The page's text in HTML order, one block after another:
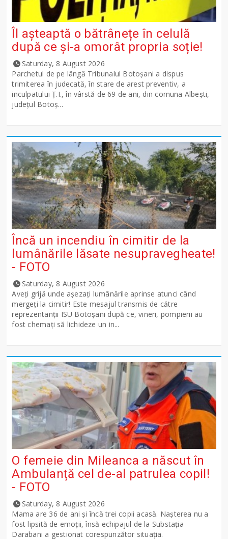
Îl așteaptă o bătrânețe în celulă
după ce și-a omorât propria soție!
Saturday, 8 August 2026
Parchetul de pe lângă Tribunalul Botoşani a dispus
trimiterea în judecată, în stare de arest preventiv, a
inculpatului Ț.I., în vârstă de 69 de ani, din comuna Albești,
județul Botoș...
Încă un incendiu în cimitir de la
lumânările lăsate nesupravegheate!
- FOTO
Saturday, 8 August 2026
Aveți grijă unde așezați lumânările aprinse atunci când
mergeți la cimitir! Este mesajul transmis de către
reprezentanții ISU Botoșani după ce, vineri, pompierii au
fost chemați să lichideze un in...
O femeie din Mileanca a născut în
Ambulanță cel de-al patrulea copil!
- FOTO
Saturday, 8 August 2026
Mama are 36 de ani și încă trei copii acasă. Nașterea nu a
fost lipsită de emoții, însă echipajul de la Substația
Darabani a gestionat corespunzător situația.